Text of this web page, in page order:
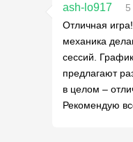
ash-lo917
Отличная
механика
сессий.
предлагают
в целом –
Рекомендую